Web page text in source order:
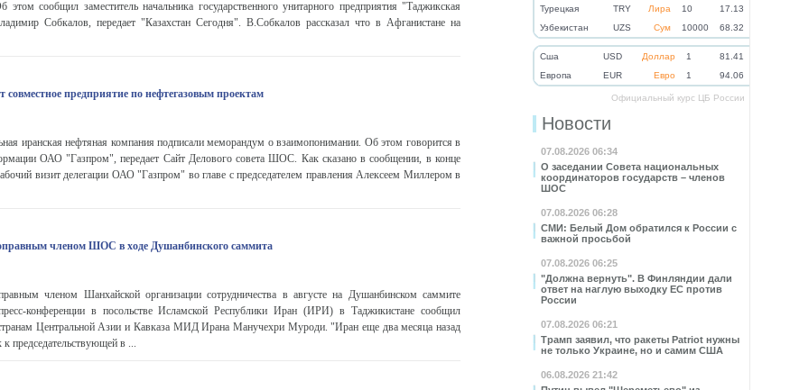
Турецкая
TRY Лира 10
17.13
Узбекистан
UZS Сум 10000 68.32
Cша USD Доллар 1
81.41
Eвропа
EUR Евро 1 94.06
Официальный курс ЦБ России
Новости
07.08.2026 06:34
О заседании Совета национальных
координаторов государств – членов
ШОС
07.08.2026 06:28
СМИ: Белый Дом обратился к России с
важной просьбой
07.08.2026 06:25
"Должна вернуть". В Финляндии дали
ответ на наглую выходку ЕС против
России
07.08.2026 06:21
Трамп заявил, что ракеты Patriot нужны
не только Украине, но и самим США
06.08.2026 21:42
этом сообщил заместитель начальника государственного унитарного предприятия "Таджикская
Собкалов, передает "Казахстан Сегодня". В.Собкалов рассказал что в Афганистане на
предприятие по нефтегазовым проектам
иранская нефтяная компания подписали меморандум о взаимопонимании. Об этом говорится в
ОАО "Газпром", передает Сайт Делового совета ШОС. Как сказано в сообщении, в конце
визит делегации ОАО "Газпром" во главе с председателем правления Алексеем Миллером в
членом ШОС в ходе Душанбинского саммита
членом Шанхайской организации сотрудничества в августе на Душанбинском саммите
конференции в посольстве Исламской Республики Иран (ИРИ) в Таджикистане сообщил
странам Центральной Азии и Кавказа МИД Ирана Манучехри Муроди. "Иран еще два месяца назад
председательствующей в ...